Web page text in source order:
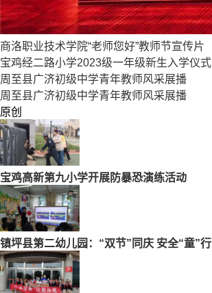
商洛职业技术学院“老师您好”教师节宣传片
宝鸡经二路小学2023级一年级新生入学仪式
周至县广济初级中学青年教师风采展播
周至县广济初级中学青年教师风采展播
原创
宝鸡高新第九小学开展防暴恐演练活动
镇坪县第二幼儿园：“双节”同庆 安全“童”行